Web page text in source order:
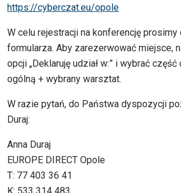
https://cyberczat.eu/opole
W celu rejestracji na konferencję prosimy
formularza. Aby zarezerwować miejsce,
opcji „Deklaruję udział w:” i wybrać
ogólną + wybrany warsztat.
W razie pytań, do Państwa dyspozycji
Duraj:
Anna Duraj
EUROPE DIRECT Opole
T: 77 403 36 41